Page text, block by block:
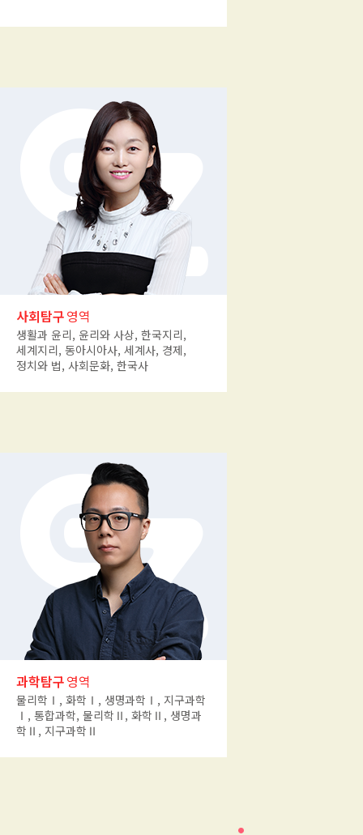
사회탐구영역
생활과 윤리, 윤리와 사상, 한국지리,
세계지리, 동아시아사, 세계사, 경제,
정치와 법, 사회문화, 한국사
과학탐구영역
물리학Ⅰ, 화학Ⅰ, 생명과학Ⅰ, 지구과학
Ⅰ, 통합과학, 물리학Ⅱ, 화학Ⅱ, 생명과
학Ⅱ, 지구과학Ⅱ